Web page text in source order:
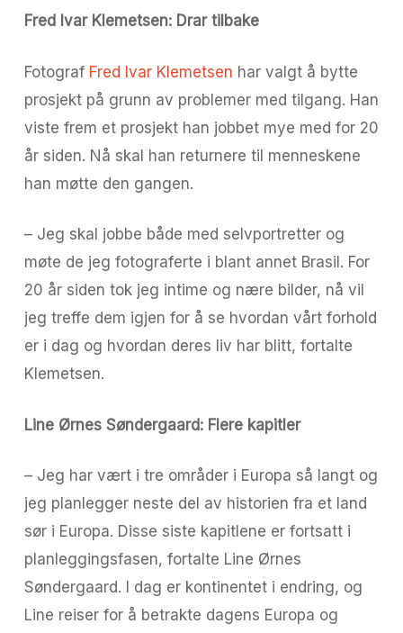
Fred Ivar Klemetsen: Drar tilbake
Fotograf Fred Ivar Klemetsen har valgt å bytte
prosjekt på grunn av problemer med tilgang. Han
viste frem et prosjekt han jobbet mye med for 20
år siden. Nå skal han returnere til menneskene
han møtte den gangen.
– Jeg skal jobbe både med selvportretter og
møte de jeg fotograferte i blant annet Brasil. For
20 år siden tok jeg intime og nære bilder, nå vil
jeg treffe dem igjen for å se hvordan vårt forhold
er i dag og hvordan deres liv har blitt, fortalte
Klemetsen.
Line Ørnes Søndergaard: Flere kapitler
– Jeg har vært i tre områder i Europa så langt og
jeg planlegger neste del av historien fra et land
sør i Europa. Disse siste kapitlene er fortsatt i
planleggingsfasen, fortalte Line Ørnes
Søndergaard. I dag er kontinentet i endring, og
Line reiser for å betrakte dagens Europa og